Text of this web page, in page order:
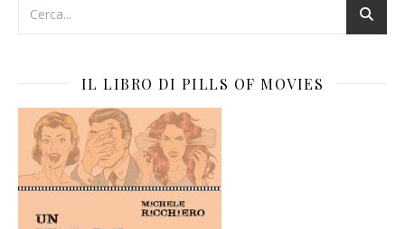
IL LIBRO DI PILLS OF MOVIES